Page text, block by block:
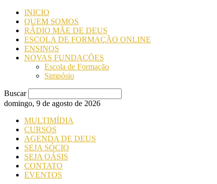
INICIO
QUEM SOMOS
RÁDIO MÃE DE DEUS
ESCOLA DE FORMAÇÃO ONLINE
ENSINOS
NOVAS FUNDAÇÕES
Escola de Formação
Simpósio
Buscar
domingo, 9 de agosto de 2026
MULTIMÍDIA
CURSOS
AGENDA DE DEUS
SEJA SÓCIO
SEJA OÁSIS
CONTATO
EVENTOS